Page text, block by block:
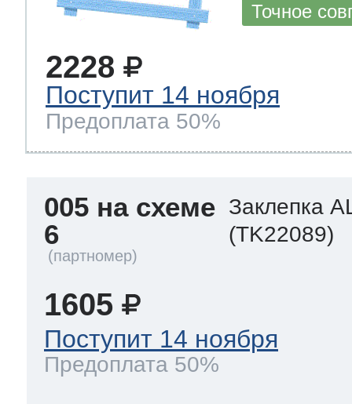
Точное
2228
Поступит 14 ноября
Предоплата 50%
005 на схеме
6
Заклепка
(TK22089)
1605
Поступит 14 ноября
Предоплата 50%